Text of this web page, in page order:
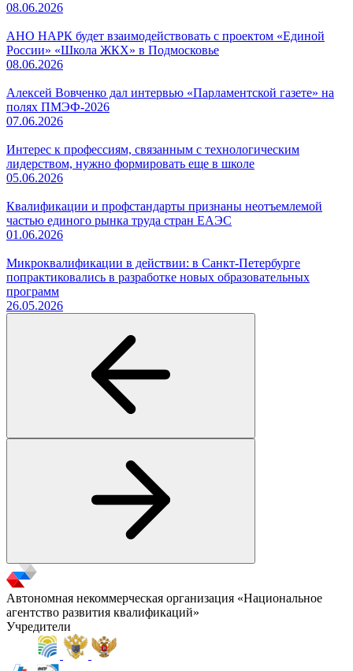
08.06.2026
АНО НАРК будет взаимодействовать с проектом «Единой
России» «Школа ЖКХ» в Подмосковье
08.06.2026
Алексей Вовченко дал интервью «Парламентской газете» на
полях ПМЭФ-2026
07.06.2026
Интерес к профессиям, связанным с технологическим
лидерством, нужно формировать еще в школе
05.06.2026
Квалификации и профстандарты признаны неотъемлемой
частью единого рынка труда стран ЕАЭС
01.06.2026
Микроквалификации в действии: в Санкт-Петербурге
попрактиковались в разработке новых образовательных
программ
26.05.2026
Автономная некоммерческая организация «Национальное
агентство развития квалификаций»
Учредители